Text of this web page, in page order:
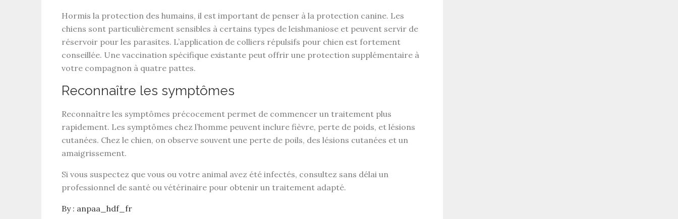
Hormis la protection des humains, il est important de penser à la protection canine. Les
chiens sont particulièrement sensibles à certains types de leishmaniose et peuvent servir de
réservoir pour les parasites. L’application de colliers répulsifs pour chien est fortement
conseillée. Une vaccination spécifique existante peut offrir une protection supplémentaire à
votre compagnon à quatre pattes.
Reconnaître les symptômes
Reconnaître les symptômes précocement permet de commencer un traitement plus
rapidement. Les symptômes chez l’homme peuvent inclure fièvre, perte de poids, et lésions
cutanées. Chez le chien, on observe souvent une perte de poils, des lésions cutanées et un
amaigrissement.
Si vous suspectez que vous ou votre animal avez été infectés, consultez sans délai un
professionnel de santé ou vétérinaire pour obtenir un traitement adapté.
By : anpaa_hdf_fr